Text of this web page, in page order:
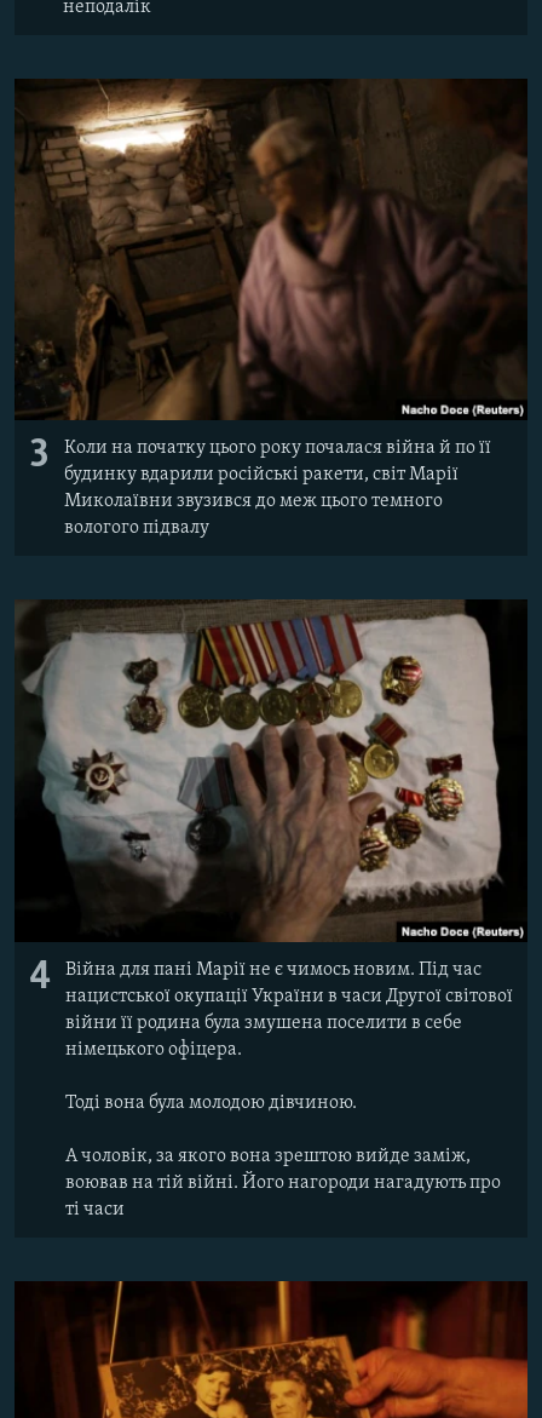
неподалік
3
Коли на початку цього року почалася війна й по її
будинку вдарили російські ракети, світ Марії
Миколаївни звузився до меж цього темного
вологого підвалу
4
Війна для пані Марії не є чимось новим. Під час
нацистської окупації України в часи Другої світової
війни її родина була змушена поселити в себе
німецького офіцера.
Тоді вона була молодою дівчиною.
А чоловік, за якого вона зрештою вийде заміж,
воював на тій війні. Його нагороди нагадують про
ті часи